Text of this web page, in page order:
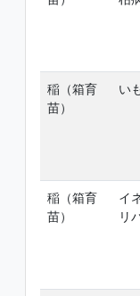
稲（箱育
苗）
い
稲（箱育
苗）
イ
リ